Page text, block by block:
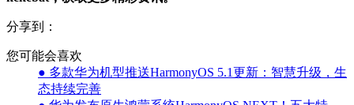
分享到：
您可能会喜欢
● 多款华为机型推送HarmonyOS 5.1更新：智慧升级，生
态持续完善